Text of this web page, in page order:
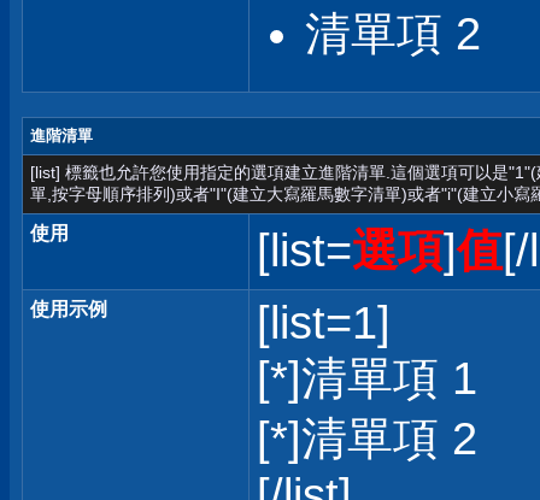
清單項 2
進階清單
[list] 標籤也允許您使用指定的選項建立進階清單.這個選項可以是
單,按字母順序排列)或者"I"(建立大寫羅馬數字清單)或者"i"(建立小寫
使用 [list=選項]值
使用示例
[list=1]
[*]清單項 1
[*]清單項 2